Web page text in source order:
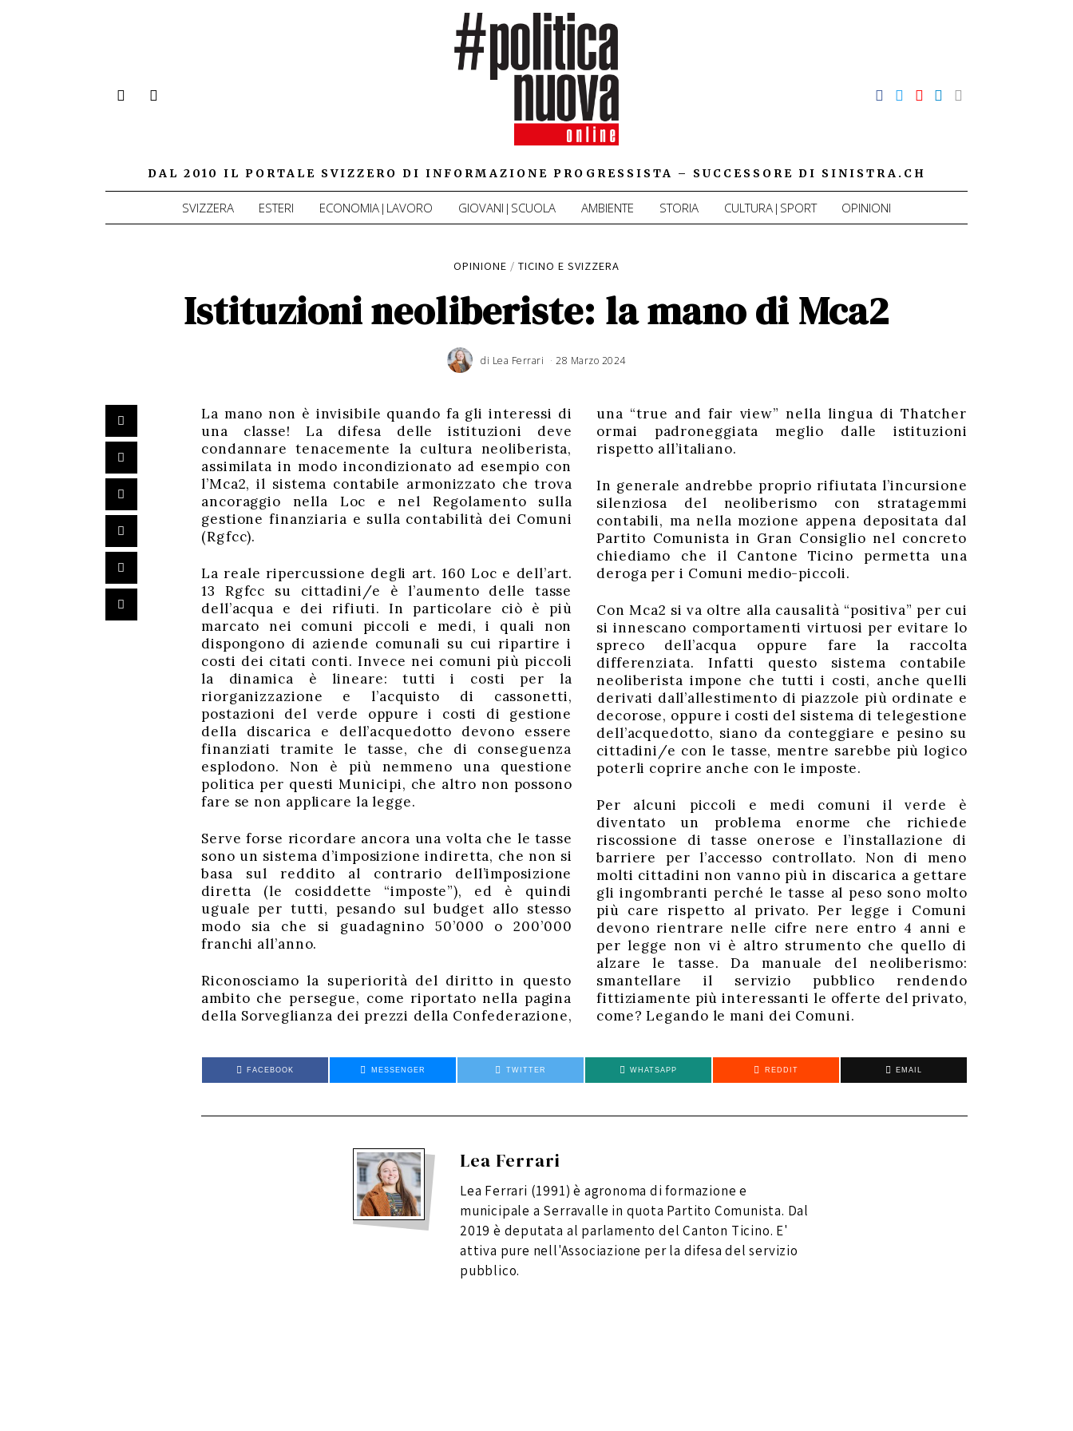
DAL 2010 IL PORTALE SVIZZERO DI INFORMAZIONE PROGRESSISTA – SUCCESSORE DI SINISTRA.CH
SVIZZERA ESTERI ECONOMIA|LAVORO GIOVANI|SCUOLA AMBIENTE STORIA CULTURA|SPORT OPINIONI
OPINIONE / TICINO E SVIZZERA
Istituzioni neoliberiste: la mano di Mca2
di Lea Ferrari 28 Marzo 2024
La mano non è invisibile quando fa gli interessi di
una classe! La difesa delle istituzioni deve
condannare tenacemente la cultura neoliberista,
assimilata in modo incondizionato ad esempio con
l’Mca2, il sistema contabile armonizzato che trova
ancoraggio nella Loc e nel Regolamento sulla
gestione finanziaria e sulla contabilità dei Comuni
(Rgfcc).
La reale ripercussione degli art. 160 Loc e dell’art.
13 Rgfcc su cittadini/e è l’aumento delle tasse
dell’acqua e dei rifiuti. In particolare ciò è più
marcato nei comuni piccoli e medi, i quali non
dispongono di aziende comunali su cui ripartire i
costi dei citati conti. Invece nei comuni più piccoli
la dinamica è lineare: tutti i costi per la
riorganizzazione e l’acquisto di cassonetti,
postazioni del verde oppure i costi di gestione
della discarica e dell’acquedotto devono essere
finanziati tramite le tasse, che di conseguenza
esplodono. Non è più nemmeno una questione
politica per questi Municipi, che altro non possono
fare se non applicare la legge.
Serve forse ricordare ancora una volta che le tasse
sono un sistema d’imposizione indiretta, che non si
basa sul reddito al contrario dell’imposizione
diretta (le cosiddette “imposte”), ed è quindi
uguale per tutti, pesando sul budget allo stesso
modo sia che si guadagnino 50’000 o 200’000
franchi all’anno.
Riconosciamo la superiorità del diritto in questo
ambito che persegue, come riportato nella pagina
della Sorveglianza dei prezzi della Confederazione,
una “true and fair view” nella lingua di Thatcher
ormai padroneggiata meglio dalle istituzioni
rispetto all’italiano.
In generale andrebbe proprio rifiutata l’incursione
silenziosa del neoliberismo con stratagemmi
contabili, ma nella mozione appena depositata dal
Partito Comunista in Gran Consiglio nel concreto
chiediamo che il Cantone Ticino permetta una
deroga per i Comuni medio-piccoli.
Con Mca2 si va oltre alla causalità “positiva” per cui
si innescano comportamenti virtuosi per evitare lo
spreco dell’acqua oppure fare la raccolta
differenziata. Infatti questo sistema contabile
neoliberista impone che tutti i costi, anche quelli
derivati dall’allestimento di piazzole più ordinate e
decorose, oppure i costi del sistema di telegestione
dell’acquedotto, siano da conteggiare e pesino su
cittadini/e con le tasse, mentre sarebbe più logico
poterli coprire anche con le imposte.
Per alcuni piccoli e medi comuni il verde è
diventato un problema enorme che richiede
riscossione di tasse onerose e l’installazione di
barriere per l’accesso controllato. Non di meno
molti cittadini non vanno più in discarica a gettare
gli ingombranti perché le tasse al peso sono molto
più care rispetto al privato. Per legge i Comuni
devono rientrare nelle cifre nere entro 4 anni e
per legge non vi è altro strumento che quello di
alzare le tasse. Da manuale del neoliberismo:
smantellare il servizio pubblico rendendo
fittiziamente più interessanti le offerte del privato,
come? Legando le mani dei Comuni.
FACEBOOK MESSENGER TWITTER WHATSAPP REDDIT EMAIL
Lea Ferrari
Lea Ferrari (1991) è agronoma di formazione e
municipale a Serravalle in quota Partito Comunista. Dal
2019 è deputata al parlamento del Canton Ticino. E'
attiva pure nell'Associazione per la difesa del servizio
pubblico.